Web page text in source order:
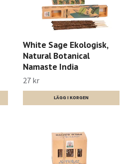
White Sage Ekologisk,
Natural Botanical
Namaste India
27 kr